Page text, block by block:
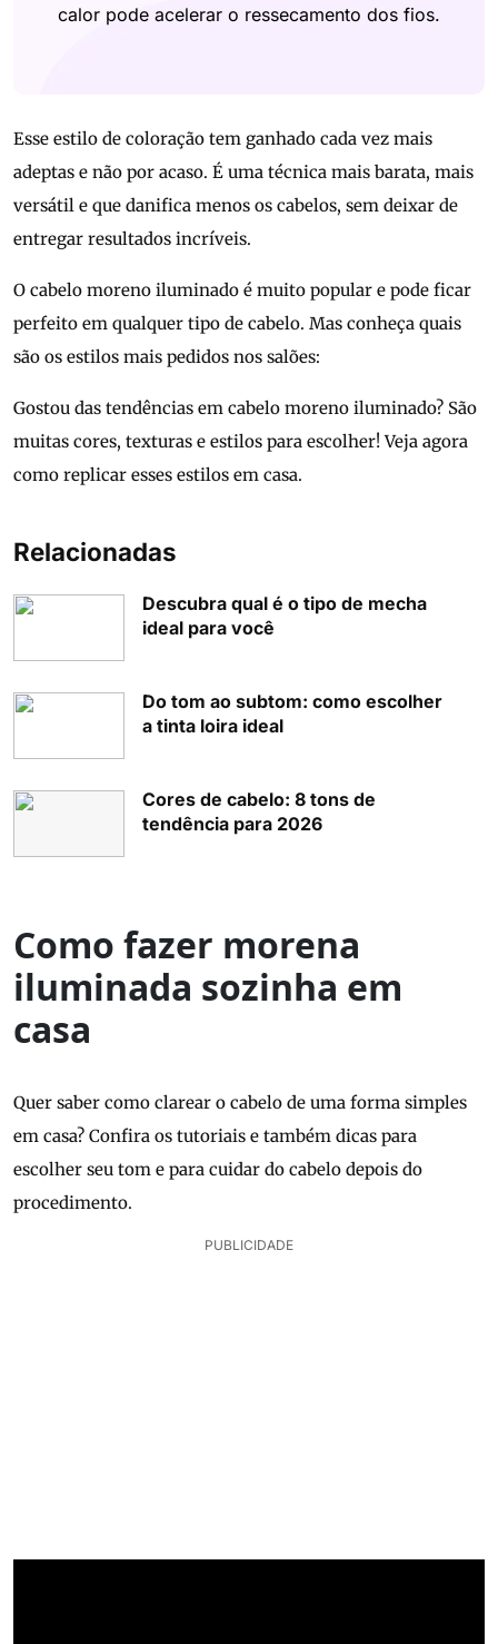
calor pode acelerar o ressecamento dos fios.
Esse estilo de coloração tem ganhado cada vez mais
adeptas e não por acaso. É uma técnica mais barata, mais
versátil e que danifica menos os cabelos, sem deixar de
entregar resultados incríveis.
O cabelo moreno iluminado é muito popular e pode ficar
perfeito em qualquer tipo de cabelo. Mas conheça quais
são os estilos mais pedidos nos salões:
Gostou das tendências em cabelo moreno iluminado? São
muitas cores, texturas e estilos para escolher! Veja agora
como replicar esses estilos em casa.
Relacionadas
Descubra qual é o tipo de mecha
ideal para você
Do tom ao subtom: como escolher
a tinta loira ideal
Cores de cabelo: 8 tons de
tendência para 2026
Como fazer morena
iluminada sozinha em
casa
Quer saber como clarear o cabelo de uma forma simples
em casa? Confira os tutoriais e também dicas para
escolher seu tom e para cuidar do cabelo depois do
procedimento.
PUBLICIDADE